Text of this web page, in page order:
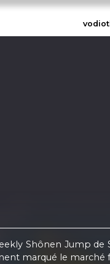
Shônen Jump
marqué le marché